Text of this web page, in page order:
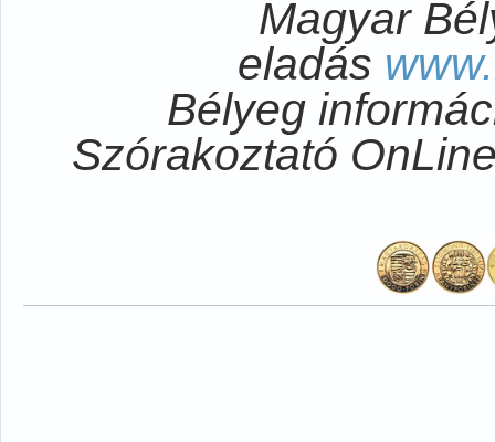
Magyar
eladás
Bélyeg
Szórakoztató